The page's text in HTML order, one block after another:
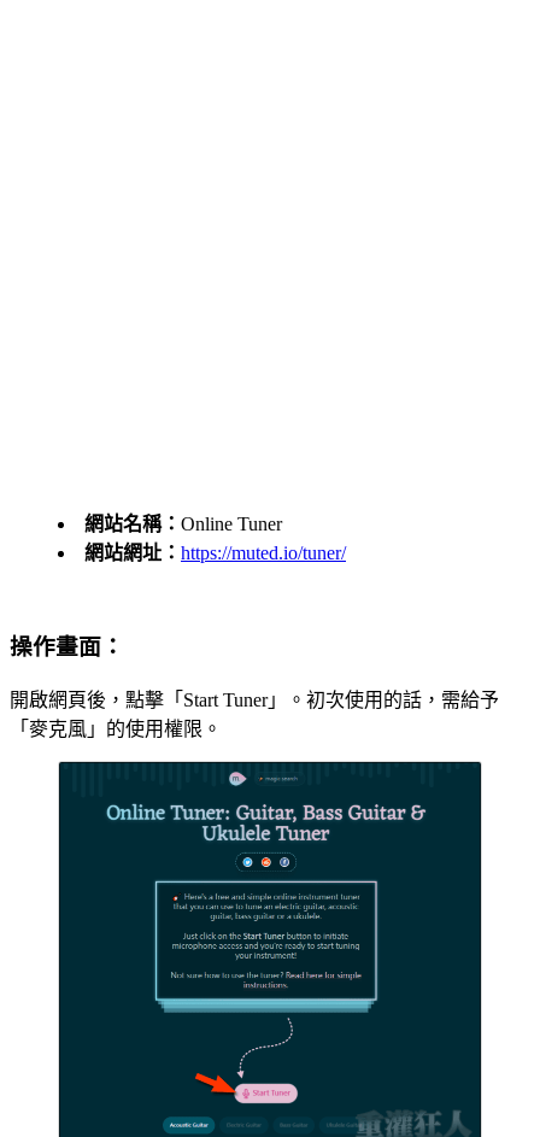
網站名稱： Online Tuner
網站網址： https://muted.io/tuner/
操作畫面：
開啟網頁後，點擊「Start Tuner」。初次使用的話，需給予
「麥克風」的使用權限。